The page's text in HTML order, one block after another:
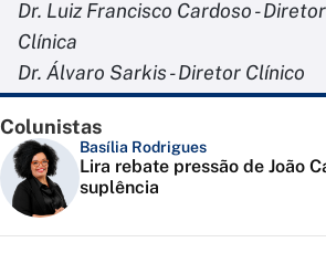
Dr. Luiz Francisco Cardoso -
Clínica
Dr. Álvaro Sarkis - Diretor Clínico
Colunistas
Basília Rodrigues
Lira rebate pressão de João
suplência